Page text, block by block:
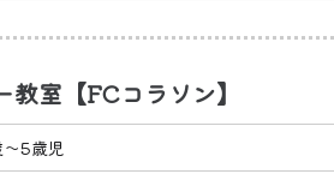
教室【FCコラソン】
5歳児